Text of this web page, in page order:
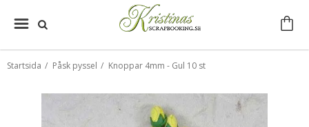
Startsida / Påsk pyssel / Knoppar 4mm - Gul 10 st